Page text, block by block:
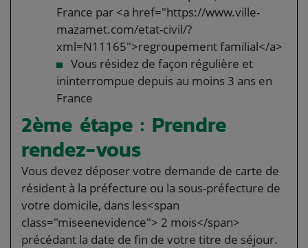
France par <a href="https://www.ville-
mazamet.com/etat-civil/?
xml=N11165">regroupement familial</a>
Vous résidez de façon régulière et
ininterrompue depuis au moins 3 ans en
France
2ème étape : Prendre
rendez-vous
Vous devez déposer votre demande de carte de
résident à la préfecture ou la sous-préfecture de
votre domicile, dans les<span
class="miseenevidence"> 2 mois</span>
précédant la date de fin de votre titre de séjour.